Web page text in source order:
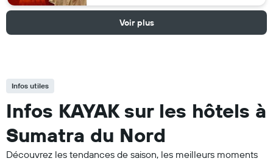
Voir plus
Infos utiles
Infos KAYAK sur les hôtels à
Sumatra du Nord
Découvrez les tendances de saison, les meilleurs moments